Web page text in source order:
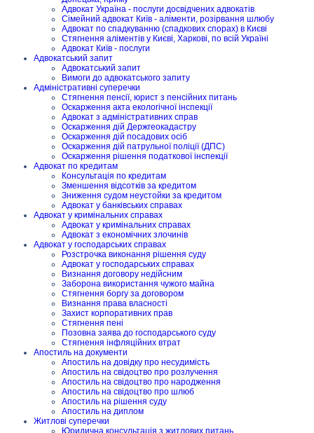
Адвокат Україна - послуги досвідчених адвокатів
Сімейний адвокат Київ - аліменти, розірвання шлюбу
Адвокат по спадкуванню (спадкових спорах) в Києві
Стягнення аліментів у Києві, Харкові, по всій Україні
Адвокат Київ - послуги
Адвокатський запит
Адвокатський запит
Вимоги до адвокатського запиту
Адміністративні суперечки
Стягнення пенсії, юрист з пенсійних питань
Оскарження акта екологічної інспекції
Адвокат з адміністративних справ
Оскарження дій Держгеокадастру
Оскарження дій посадових осіб
Оскарження дій патрульної поліції (ДПС)
Оскарження рішення податкової інспекції
Адвокат по кредитам
Консультація по кредитам
Зменшення відсотків за кредитом
Зниження судом неустойки за кредитом
Адвокат у банківських справах
Адвокат у кримінальних справах
Адвокат у кримінальних справах
Адвокат з економічних злочинів
Адвокат у господарських справах
Розстрочка виконання рішення суду
Адвокат у господарських справах
Визнання договору недійсним
Заборона використання чужого майна
Стягнення боргу за договором
Визнання права власності
Захист корпоративних прав
Стягнення пені
Позовна заява до господарського суду
Стягнення інфляційних втрат
Апостиль на документи
Апостиль на довідку про несудимість
Апостиль на свідоцтво про розлучення
Апостиль на свідоцтво про народження
Апостиль на свідоцтво про шлюб
Апостиль на рішення суду
Апостиль на диплом
Житлові суперечки
Юридична консультація з житлових питань